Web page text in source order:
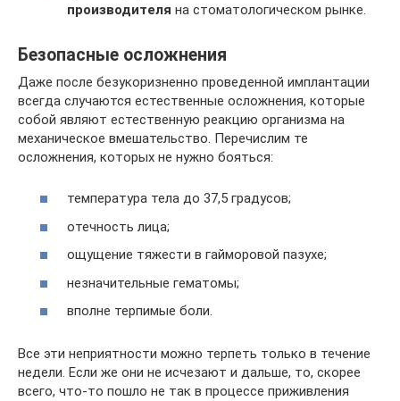
производителя на стоматологическом рынке.
Безопасные осложнения
Даже после безукоризненно проведенной имплантации
всегда случаются естественные осложнения, которые
собой являют естественную реакцию организма на
механическое вмешательство. Перечислим те
осложнения, которых не нужно бояться:
температура тела до 37,5 градусов;
отечность лица;
ощущение тяжести в гайморовой пазухе;
незначительные гематомы;
вполне терпимые боли.
Все эти неприятности можно терпеть только в течение
недели. Если же они не исчезают и дальше, то, скорее
всего, что-то пошло не так в процессе приживления